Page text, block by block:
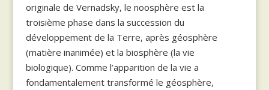
originale de Vernadsky, le noosphère est la
troisième phase dans la succession du
développement de la Terre, après géosphère
(matière inanimée) et la biosphère (la vie
biologique). Comme l’apparition de la vie a
fondamentalement transformé le géosphère,